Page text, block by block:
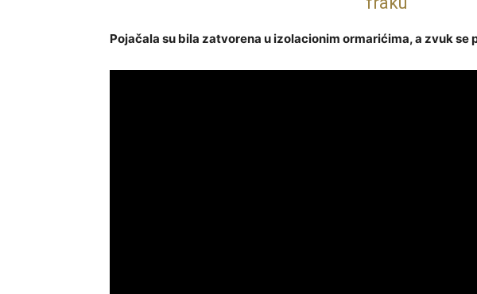
Pojačala su bila zatvorena u izolacionim ormarićima, a zvuk se